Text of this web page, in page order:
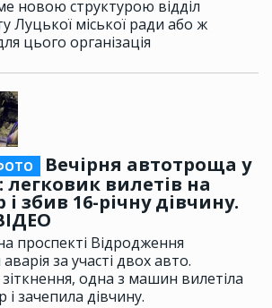
новою структурою відділ
Луцької міської ради або ж
цього організація
Вечірня автотроща у
легковик вилетів на
і збив 16-річну дівчину.
проспекті Відродження
за участі двох авто.
зіткнення, одна з машин вилетіла
і зачепила дівчину.